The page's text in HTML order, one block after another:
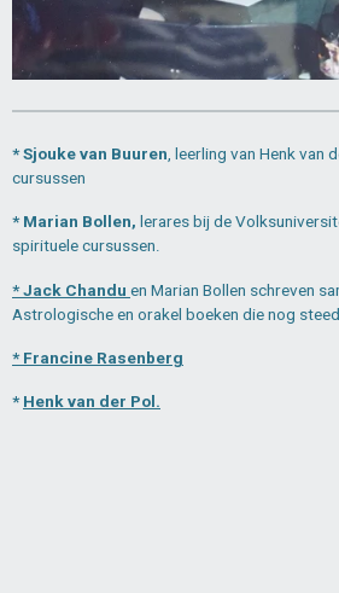
* Sjouke van Buuren , leerling van Henk van
cursussen
* Marian Bollen, lerares bij de
spirituele cursussen.
* Jack Chandu en Marian Bollen schreven
Astrologische en orakel boeken die nog
* Francine Rasenberg
*Henk van der Pol.